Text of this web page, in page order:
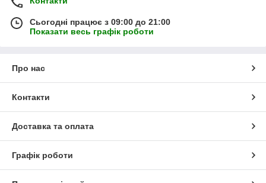
Сьогодні працює з 09:00 до 21:00
Показати весь графік роботи
Про нас
Контакти
Доставка та оплата
Графік роботи